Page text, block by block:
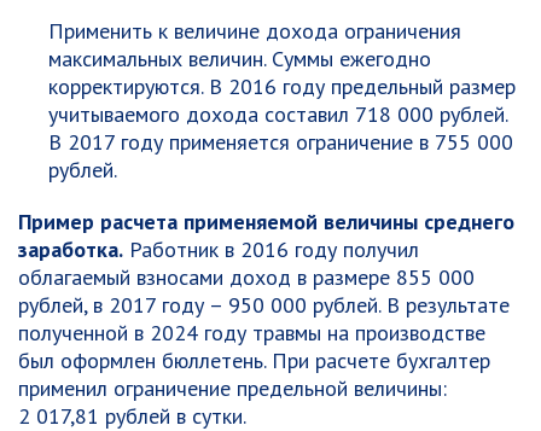
Применить к величине дохода ограничения
максимальных величин. Суммы ежегодно
корректируются. В 2016 году предельный размер
учитываемого дохода составил 718 000 рублей.
В 2017 году применяется ограничение в 755 000
рублей.
Пример расчета применяемой величины среднего
заработка. Работник в 2016 году получил
облагаемый взносами доход в размере 855 000
рублей, в 2017 году – 950 000 рублей. В результате
полученной в 2024 году травмы на производстве
был оформлен бюллетень. При расчете бухгалтер
применил ограничение предельной величины:
2 017,81 рублей в сутки.